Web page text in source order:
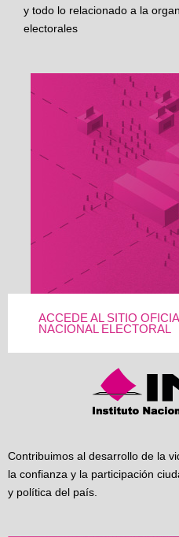
y todo lo relacionado a la
electorales
ACCEDE AL SITIO
NACIONAL ELECTORAL
Contribuimos al desarrollo de la
la confianza y la participación
y política del país.